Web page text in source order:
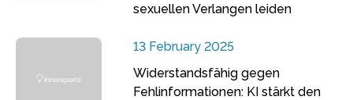
sexuellen Verlangen leiden
13 February 2025
Widerstandsfähig gegen
Fehlinformationen: KI stärkt den